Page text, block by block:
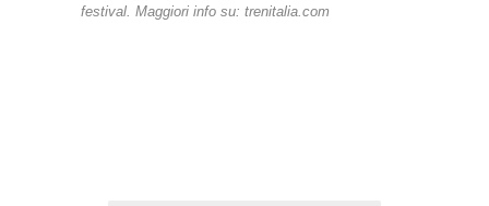
festival. Maggiori info su: trenitalia.com